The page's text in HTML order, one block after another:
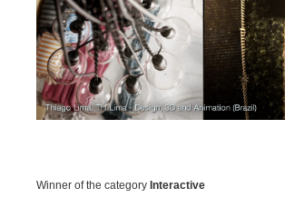
Winner of the category Interactive